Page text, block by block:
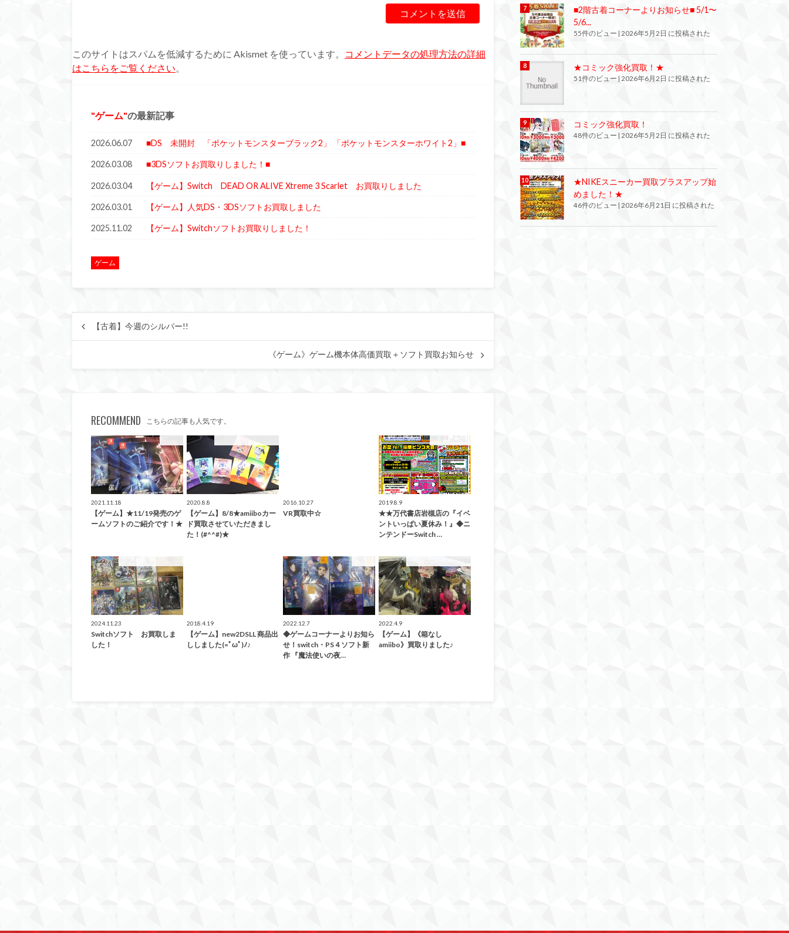
このサイトはスパムを低減するために Akismet を使っています。
コメントデータの処理方法の詳細
はこちらをご覧ください
ゲーム の最新記事
2026.06.07 ■DS 未開封 「ポケットモンスターブラック2」 「ポケットモンスターホワイト2」■
2026.03.08 ■3DSソフトお買取りしました！■
2026.03.04 【ゲーム】Switch DEAD OR ALIVE Xtreme 3 Scarlet お買取りしました
2026.03.01 【ゲーム】人気DS・3DSソフトお買取しました
2025.11.02 【ゲーム】Switchソフトお買取りしました！
ゲーム
【古着】今週のシルバー!!
《ゲーム》ゲーム機本体高価買取＋ソフト買取お知らせ
RECOMMEND こちらの記事も人気です。
2021.11.18
【ゲーム】★11/19発売のゲ
ームソフトのご紹介です！★
2020.8.8
【ゲーム】8/8★amiiboカー
ド買取させていただきまし
た！(#^^#)★
2016.10.27
VR買取中☆
イベント情報
2019.8.9
★★万代書店岩槻店の『イベ
ントいっぱい夏休み！』◆ニ
ンテンドーSwitch …
2024.11.23
Switchソフト お買取しま
した！
2018.4.19
【ゲーム】new2DSLL 商品出
ししました(=ﾟωﾟ)ﾉ♪
2022.12.7
◆ゲームコーナーよりお知ら
せ！switch・PS４ソフト新
作 『魔法使いの夜…
2022.4.9
【ゲーム】《箱なし
amiibo》買取りました♪
■2階古着コーナーよりお知らせ■ 5/1〜
5/6...
55件のビュー 2026年5月2日 に投稿された
★コミック強化買取！★
51件のビュー | 2026年6月2日 に投稿された
コミック強化買取！
48件のビュー 2026年5月2日 に投稿された
★NIKEスニーカー買取プラスアップ始
めました！★
46件のビュー | 2026年6月21日 に投稿された